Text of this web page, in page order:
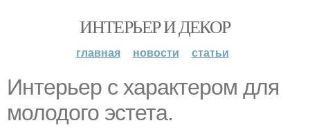
ИНТЕРЬЕР И ДЕКОР
главная новости статьи
Интерьер с характером для
молодого эстета.